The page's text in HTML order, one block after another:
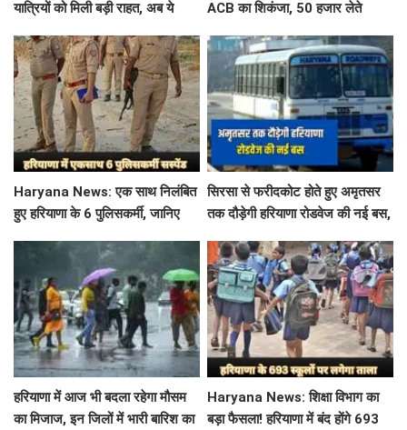
यात्रियों को मिली बड़ी राहत, अब ये
ACB का शिकंजा, 50 हजार लेते
Haryana News: एक साथ निलंबित
हुए हरियाणा के 6 पुलिसकर्मी, जानिए
सिरसा से फरीदकोट होते हुए अमृतसर
तक दौड़ेगी हरियाणा रोडवेज की नई बस,
हरियाणा में आज भी बदला रहेगा मौसम
का मिजाज, इन जिलों में भारी बारिश का
Haryana News: शिक्षा विभाग का
बड़ा फैसला! हरियाणा में बंद होंगे 693